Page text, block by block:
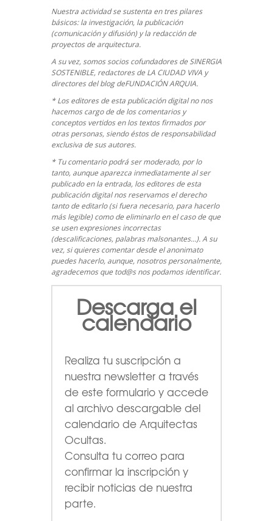
Nuestra actividad se sustenta en tres pilares
básicos: la investigación, la publicación
(comunicación y difusión) y la redacción de
proyectos de arquitectura.
A su vez, somos socios cofundadores deSINERGIA
SOSTENIBLE, redactores de LA CIUDAD VIVA y
directores del blog deFUNDACIÓN ARQUIA.
* Los editores de esta publicación digital no nos
hacemos cargo de de los comentarios y
conceptos vertidos en los textos firmados por
otras personas, siendo éstos de responsabilidad
exclusiva de sus autores.
* Tu comentario podrá ser moderado, por lo
tanto, aunque aparezca inmediatamente al ser
publicado en la entrada, los editores de esta
publicación digital nos reservamos el derecho
tanto de editarlo (si fuera necesario, para hacerlo
más legible) como de eliminarlo en el caso de que
se usen expresiones incorrectas
(descalificaciones, palabras malsonantes…). A su
vez, si quieres comentar desde el anonimato
puedes hacerlo, aunque, nosotros personalmente,
agradecemos que tod@s nos podamos identificar.
Descarga el
calendario
Realiza tu suscripción a
nuestra newsletter a través
de este formulario y accede
al archivo descargable del
calendario de Arquitectas
Ocultas.
Consulta tu correo para
confirmar la inscripción y
recibir noticias de nuestra
parte.